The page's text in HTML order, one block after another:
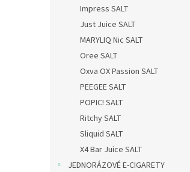
Impress SALT
Just Juice SALT
MARYLIQ Nic SALT
Oree SALT
Oxva OX Passion SALT
PEEGEE SALT
POPIC! SALT
Ritchy SALT
Sliquid SALT
X4 Bar Juice SALT
JEDNORÁZOVÉ E-CIGARETY